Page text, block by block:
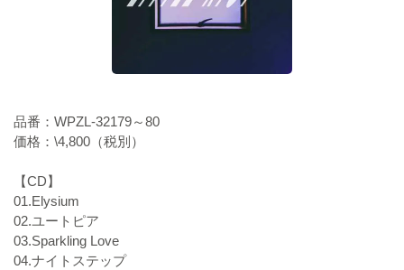
品番：WPZL-32179～80
価格：\4,800（税別）
【CD】
01.Elysium
02.ユートピア
03.Sparkling Love
04.ナイトステップ